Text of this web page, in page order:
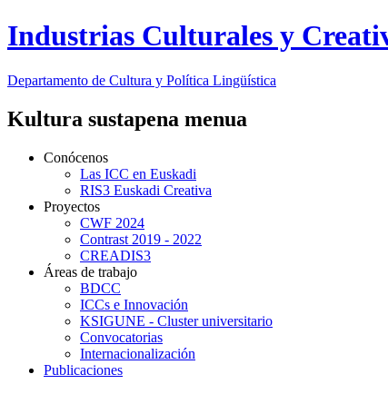
Industrias Culturales y
Departamento de Cultura y Política Lingüística
Kultura sustapena menua
Conócenos
Las ICC en Euskadi
RIS3 Euskadi Creativa
Proyectos
CWF 2024
Contrast 2019 - 2022
CREADIS3
Áreas de trabajo
BDCC
ICCs e Innovación
KSIGUNE - Cluster universitario
Convocatorias
Internacionalización
Publicaciones